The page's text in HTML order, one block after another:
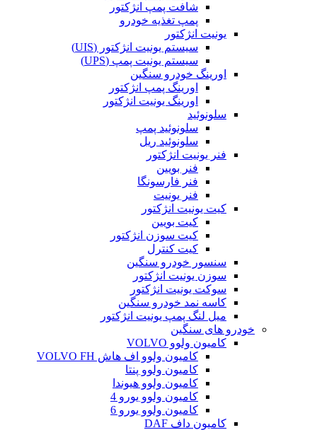
شافت پمپ انژکتور
پمپ تغذیه خودرو
یونیت انژکتور
سیستم یونیت انژکتور (UIS)
سیستم یونیت پمپ (UPS)
اورینگ خودرو سنگین
اورینگ پمپ انژکتور
اورینگ یونیت انژکتور
سلونوئید
سلونوئید پمپ
سلونوئید ریل
فنر یونیت انژکتور
فنر بویین
فنر فارسونگا
فنر یونیت
کیت یونیت انژکتور
کیت بویین
کیت سوزن انژکتور
کیت کنترل
سنسور خودرو سنگین
سوزن یونیت انژکتور
سوکت یونیت انژکتور
کاسه نمد خودرو سنگین
میل لنگ پمپ یونیت انژکتور
خودرو های سنگین
کامیون ولوو VOLVO
کامیون ولوو اف هاش VOLVO FH
کامیون ولوو پنتا
کامیون ولوو هیوندا
کامیون ولوو یورو 4
کامیون ولوو یورو 6
کامیون داف DAF